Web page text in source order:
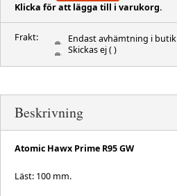
Klicka för att lägga till i varukorg.
Frakt: Endast avhämtning i butik
Skickas ej( )
Beskrivning
Atomic Hawx Prime R95 GW
Läst: 100 mm.